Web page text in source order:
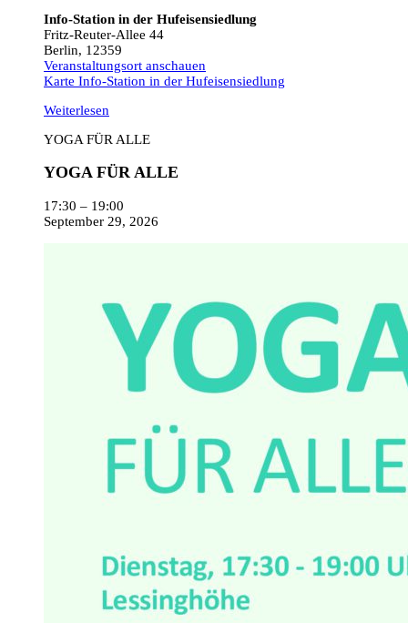
Info-Station in der Hufeisensiedlung
Fritz-Reuter-Allee 44
Berlin, 12359
Veranstaltungsort anschauen
Karte Info-Station in der Hufeisensiedlung
Weiterlesen
YOGA FÜR ALLE
YOGA FÜR ALLE
17:30 – 19:00
September 29, 2026